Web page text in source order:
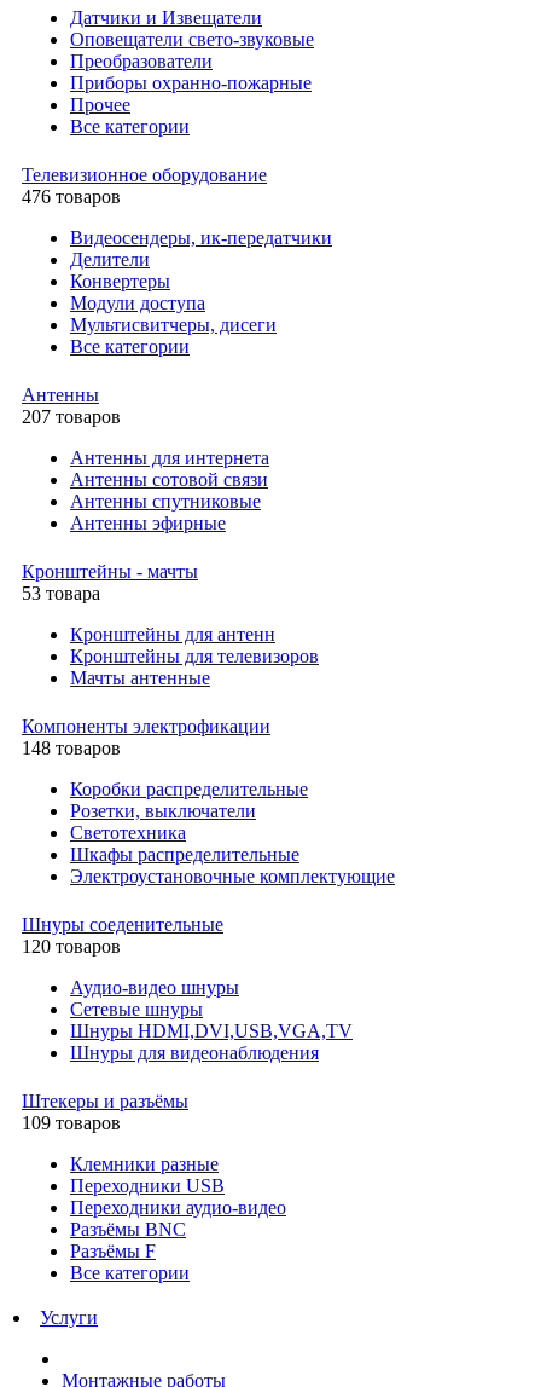
Датчики и Извещатели
Оповещатели свето-звуковые
Преобразователи
Приборы охранно-пожарные
Прочее
Все категории
Телевизионное оборудование
476 товаров
Видеосендеры, ик-передатчики
Делители
Конвертеры
Модули доступа
Мультисвитчеры, дисеги
Все категории
Антенны
207 товаров
Антенны для интернета
Антенны сотовой связи
Антенны спутниковые
Антенны эфирные
Кронштейны - мачты
53 товара
Кронштейны для антенн
Кронштейны для телевизоров
Мачты антенные
Компоненты электрофикации
148 товаров
Коробки распределительные
Розетки, выключатели
Светотехника
Шкафы распределительные
Электроустановочные комплектующие
Шнуры соеденительные
120 товаров
Аудио-видео шнуры
Сетевые шнуры
Шнуры HDMI,DVI,USB,VGA,TV
Шнуры для видеонаблюдения
Штекеры и разъёмы
109 товаров
Клемники разные
Переходники USB
Переходники аудио-видео
Разъёмы BNC
Разъёмы F
Все категории
Услуги
Монтажные работы